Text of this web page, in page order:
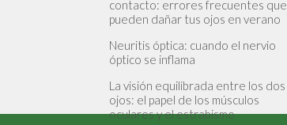
contacto: errores frecuentes que
pueden dañar tus ojos en verano
Neuritis óptica: cuando el nervio
óptico se inflama
La visión equilibrada entre los dos
ojos: el papel de los músculos
oculares y el estrabismo